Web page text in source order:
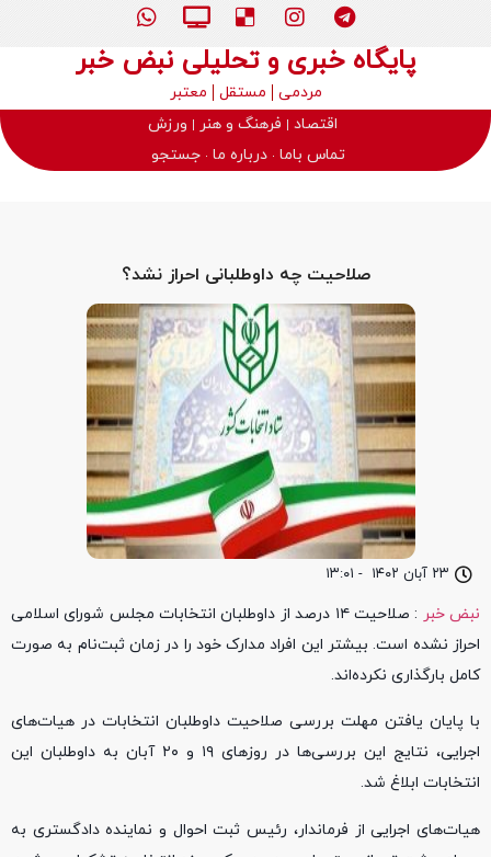
پایگاه خبری و تحلیلی نبض خبر
مردمی مستقل
معتبر
اقتصاد
فرهنگ و هنر
ورزش
تماس باما درباره ما جستجو
۲۳ آبان ۱۴۰۲ - ۱۳:۰۱
صلاحیت چه داوطلبانی احراز نشد؟
نبض خبر
: صلاحیت ۱۴ درصد از داوطلبان انتخابات مجلس شورای اسلامی
احراز نشده است. بیشتر این افراد مدارک خود را در زمان ثبت‌نام به صورت
کامل بارگذاری نکرده‌اند.
با پایان یافتن مهلت بررسی صلاحیت داوطلبان انتخابات در هیات‌های
اجرایی، نتایج این بررسی‌ها در روزهای ۱۹ و ۲۰ آبان به داوطلبان این
انتخابات ابلاغ شد.
هیات‌های اجرایی از فرماندار، رئیس ثبت احوال و نماینده دادگستری به